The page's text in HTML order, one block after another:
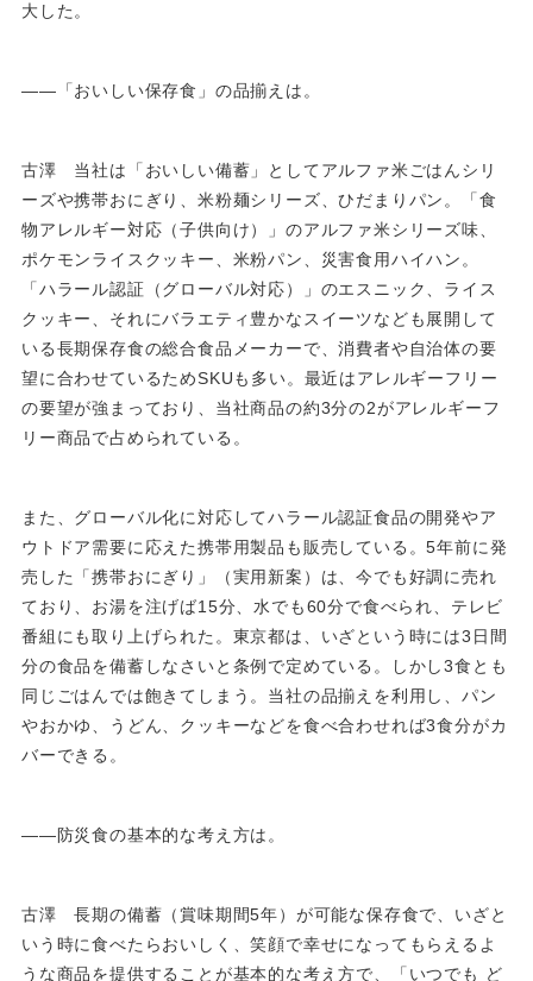
大した。
――「おいしい保存食」の品揃えは。
古澤 当社は「おいしい備蓄」としてアルファ米ごはんシリ
ーズや携帯おにぎり、米粉麺シリーズ、ひだまりパン。「食
物アレルギー対応（子供向け）」のアルファ米シリーズ味、
ポケモンライスクッキー、米粉パン、災害食用ハイハン。
「ハラール認証（グローバル対応）」のエスニック、ライス
クッキー、それにバラエティ豊かなスイーツなども展開して
いる長期保存食の総合食品メーカーで、消費者や自治体の要
望に合わせているためSKUも多い。最近はアレルギーフリー
の要望が強まっており、当社商品の約3分の2がアレルギーフ
リー商品で占められている。
また、グローバル化に対応してハラール認証食品の開発やア
ウトドア需要に応えた携帯用製品も販売している。5年前に発
売した「携帯おにぎり」（実用新案）は、今でも好調に売れ
ており、お湯を注げば15分、水でも60分で食べられ、テレビ
番組にも取り上げられた。東京都は、いざという時には3日間
分の食品を備蓄しなさいと条例で定めている。しかし3食とも
同じごはんでは飽きてしまう。当社の品揃えを利用し、パン
やおかゆ、うどん、クッキーなどを食べ合わせれば3食分がカ
バーできる。
――防災食の基本的な考え方は。
古澤 長期の備蓄（賞味期間5年）が可能な保存食で、いざと
いう時に食べたらおいしく、笑顔で幸せになってもらえるよ
うな商品を提供することが基本的な考え方で、「いつでも ど